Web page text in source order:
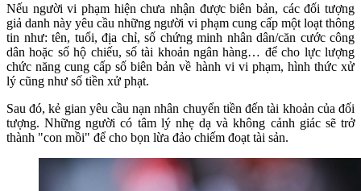
Nếu người vi phạm hiện chưa nhận được biên bản, các đối tượng
giả danh này yêu cầu những người vi phạm cung cấp một loạt thông
tin như: tên, tuổi, địa chỉ, số chứng minh nhân dân/căn cước công
dân hoặc số hộ chiếu, số tài khoản ngân hàng… để cho lực lượng
chức năng cung cấp số biên bản về hành vi vi phạm, hình thức xử
lý cũng như số tiền xử phạt.
Sau đó, kẻ gian yêu cầu nạn nhân chuyển tiền đến tài khoản của đối
tượng. Những người có tâm lý nhẹ dạ và không cảnh giác sẽ trở
thành "con mồi" để cho bọn lừa đảo chiếm đoạt tài sản.